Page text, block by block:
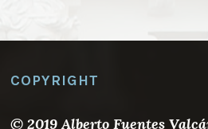
se
elegir
COPYRIGHT
© 2019 Alberto Fuentes